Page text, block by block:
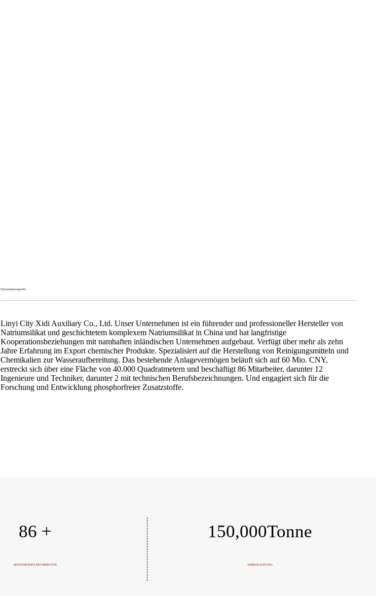
Unternehmensprofil
Linyi City Xidi Auxiliary Co., Ltd. Unser Unternehmen ist ein führender und professioneller Hersteller von
Natriumsilikat und geschichtetem komplexem Natriumsilikat in China und hat langfristige
Kooperationsbeziehungen mit namhaften inländischen Unternehmen aufgebaut. Verfügt über mehr als zehn
Jahre Erfahrung im Export chemischer Produkte. Spezialisiert auf die Herstellung von Reinigungsmitteln und
Chemikalien zur Wasseraufbereitung. Das bestehende Anlagevermögen beläuft sich auf 60 Mio. CNY,
erstreckt sich über eine Fläche von 40.000 Quadratmetern und beschäftigt 86 Mitarbeiter, darunter 12
Ingenieure und Techniker, darunter 2 mit technischen Berufsbezeichnungen. Und engagiert sich für die
Forschung und Entwicklung phosphorfreier Zusatzstoffe.
86 +
BESTEHENDES MITARBEITER
150,000Tonne
JAHRESLEISTUNG